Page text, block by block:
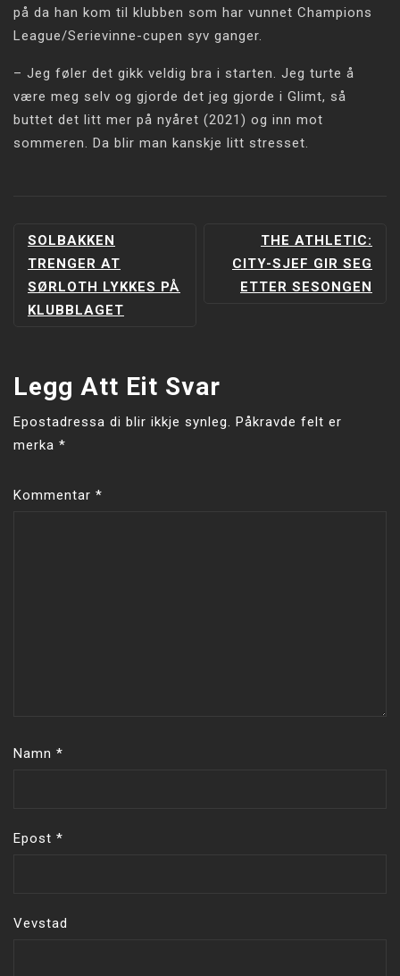
på da han kom til klubben som har vunnet Champions
League/Serievinne-cupen syv ganger.
– Jeg føler det gikk veldig bra i starten. Jeg turte å
være meg selv og gjorde det jeg gjorde i Glimt, så
buttet det litt mer på nyåret (2021) og inn mot
sommeren. Da blir man kanskje litt stresset.
INNLEGGSNAVIGERING
SOLBAKKEN
TRENGER AT
SØRLOTH LYKKES PÅ
KLUBBLAGET
THE ATHLETIC:
CITY-SJEF GIR SEG
ETTER SESONGEN
Legg Att Eit Svar
Epostadressa di blir ikkje synleg. Påkravde felt er
merka *
Kommentar *
Namn *
Epost *
Vevstad